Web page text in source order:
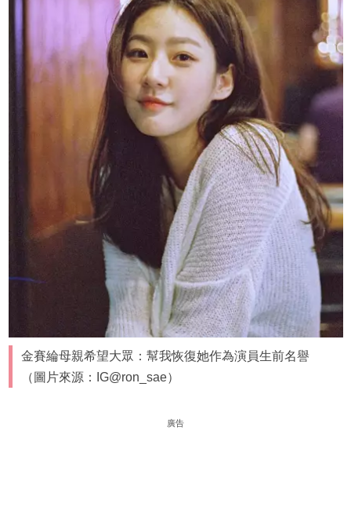
金賽綸母親希望大眾：幫我恢復她作為演員生前名譽
（圖片來源：IG@ron_sae）
廣告